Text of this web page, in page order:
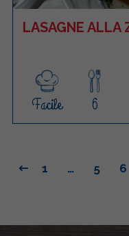
LASAGNE ALLA
Facile 6
1 … 5 6